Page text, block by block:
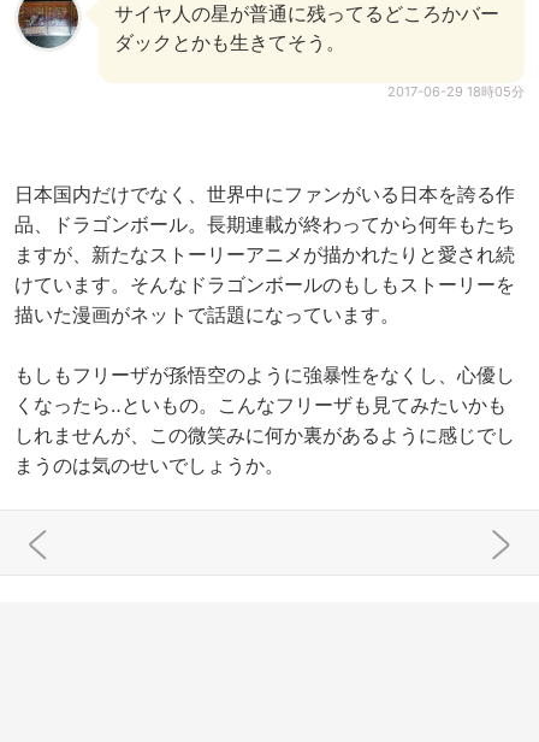
サイヤ人の星が普通に残ってるどころかバー
ダックとかも生きてそう。
2017-06-29 18時05分
日本国内だけでなく、世界中にファンがいる日本を誇る作
品、ドラゴンボール。長期連載が終わってから何年もたち
ますが、新たなストーリーアニメが描かれたりと愛され続
けています。そんなドラゴンボールのもしもストーリーを
描いた漫画がネットで話題になっています。
もしもフリーザが孫悟空のように強暴性をなくし、心優し
くなったら‥といもの。こんなフリーザも見てみたいかも
しれませんが、この微笑みに何か裏があるように感じでし
まうのは気のせいでしょうか。